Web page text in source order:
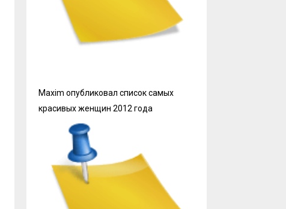
Maxim опубликовал список самых
красивых женщин 2012 года